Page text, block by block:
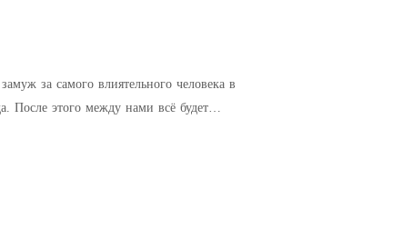
за самого влиятельного человека в
После этого между нами всё будет
все взгляды устремились на